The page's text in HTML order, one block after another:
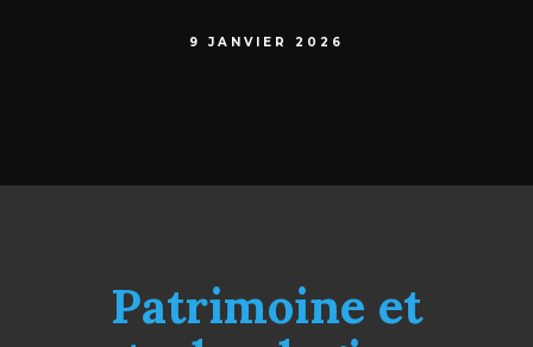
9 JANVIER 2026
Patrimoine et